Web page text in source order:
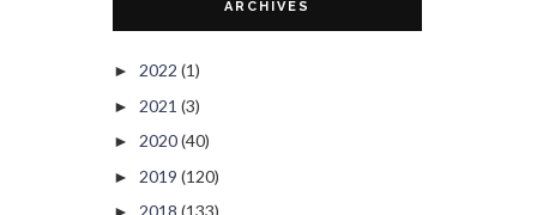
ARCHIVES
► 2022 (1)
► 2021 (3)
► 2020(40)
► 2019 (120)
2018 (133)